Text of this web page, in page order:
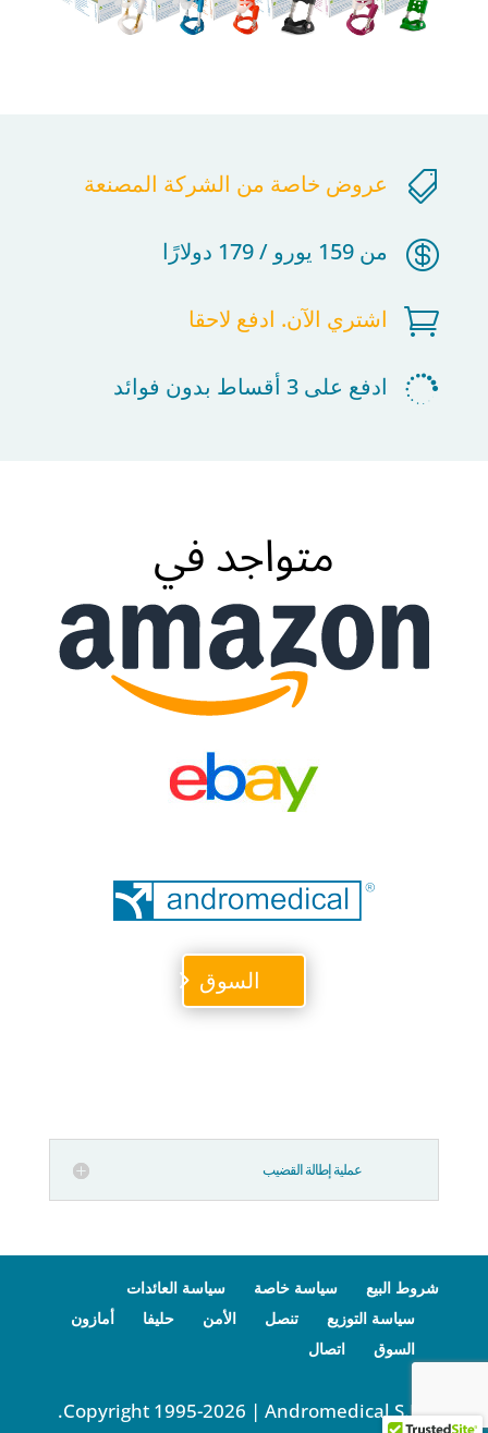
 عروض خاصة من الشركة المصنعة
 من 159 يورو / 179 دولارًا
 اشتري الآن. ادفع لاحقا
 ادفع على 3 أقساط بدون فوائد
السوق
عملية إطالة القضيب
شروط البيع سياسة خاصة
سياسة العائدات
سياسة التوزيع
تنصل الأمن حليفا
أمازون
السوق
اتصال
© Copyright 1995-2026 | Andromedical S.L.